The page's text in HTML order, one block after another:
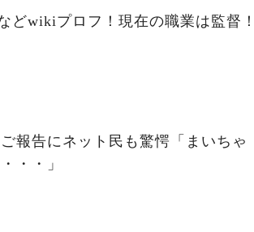
どwikiプロフ！現在の職業は監督！
報告にネット民も驚愕「まいちゃ
・・」